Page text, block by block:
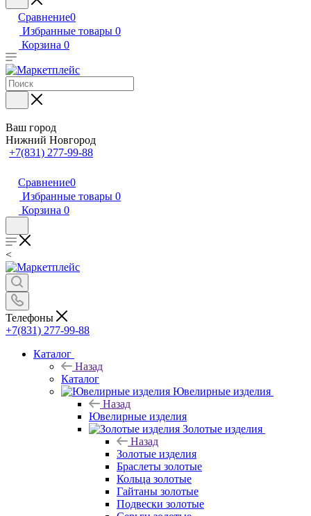
Сравнение0
Избранные товары 0
Корзина 0
Ваш город
Нижний Новгород
+7(831) 277-99-88
Сравнение0
Избранные товары 0
Корзина 0
<
Телефоны
+7(831) 277-99-88
Каталог
Назад
Каталог
Ювелирные изделия
Назад
Ювелирные изделия
Золотые изделия
Назад
Золотые изделия
Браслеты золотые
Кольца золотые
Гайтаны золотые
Подвески золотые